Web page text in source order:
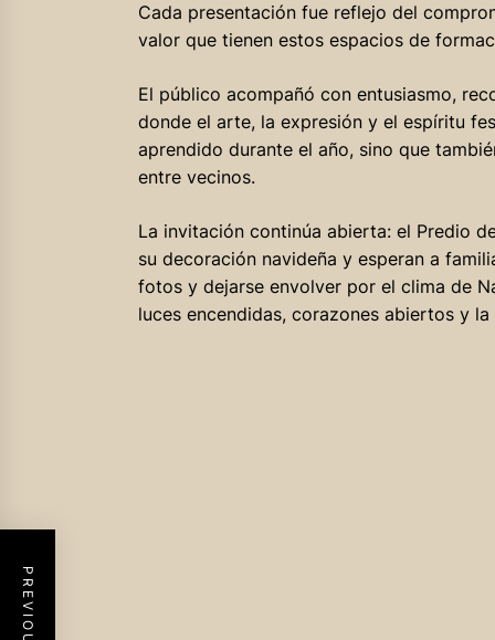
Cada presentación fue reflejo del
valor que tienen estos espacios de
El público acompañó con entusiasmo,
donde el arte, la expresión y el espíritu
aprendido durante el año, sino que
entre vecinos.
La invitación continúa abierta: el Predio
su decoración navideña y esperan a
fotos y dejarse envolver por el clima de
luces encendidas, corazones abiertos y